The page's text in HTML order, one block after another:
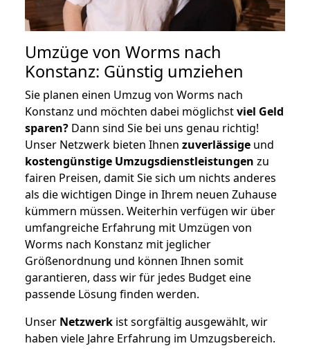
Umzüge von Worms nach
Konstanz: Günstig umziehen
Sie planen einen Umzug von Worms nach
Konstanz und möchten dabei möglichstviel Geld
sparen? Dann sind Sie bei uns genau richtig!
Unser Netzwerk bieten Ihnen zuverlässige und
kostengünstige Umzugsdienstleistungen zu
fairen Preisen, damit Sie sich um nichts anderes
als die wichtigen Dinge in Ihrem neuen Zuhause
kümmern müssen. Weiterhin verfügen wir über
umfangreiche Erfahrung mit Umzügen von
Worms nach Konstanz mit jeglicher
Größenordnung und können Ihnen somit
garantieren, dass wir für jedes Budget eine
passende Lösung finden werden.
Unser Netzwerk ist sorgfältig ausgewählt, wir
haben viele Jahre Erfahrung im Umzugsbereich.